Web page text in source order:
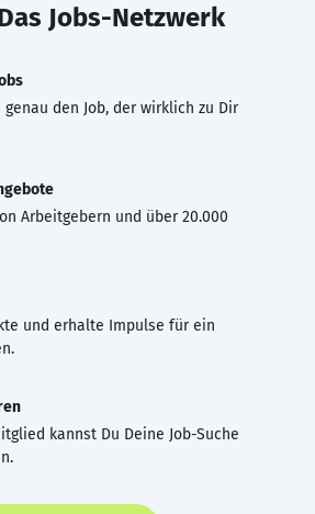
Jobs-Netzwerk
genau den Job, der wirklich zu Dir
Arbeitgebern und über 20.000
und erhalte Impulse für ein
kannst Du Deine Job-Suche